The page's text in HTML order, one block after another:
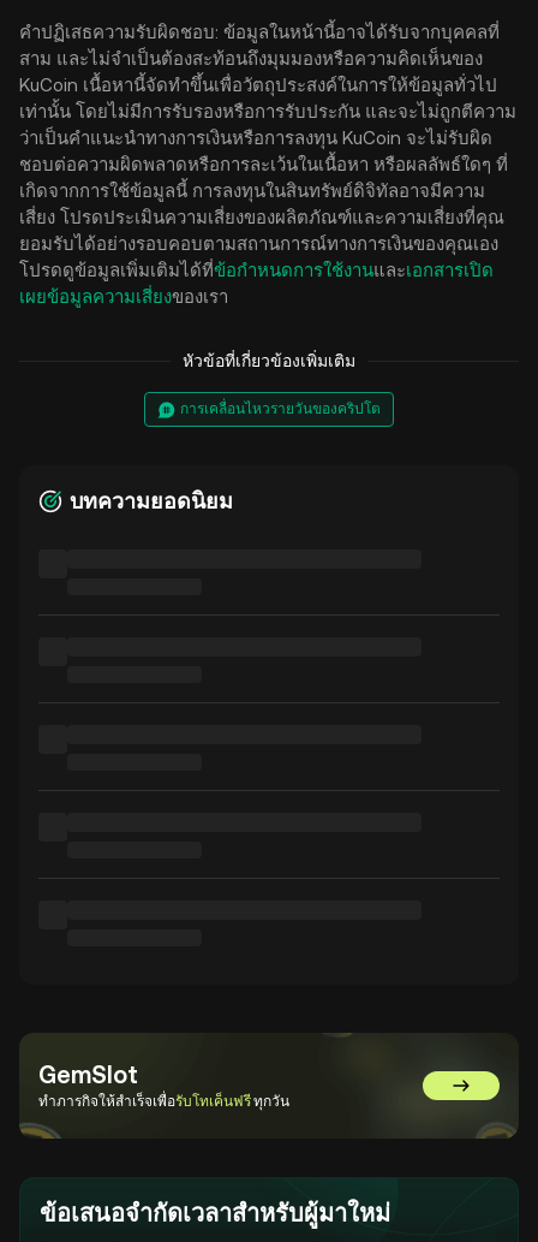
คำปฏิเสธความรับผิดชอบ: ข้อมูลในหน้านี้อาจได้รับจากบุคคลที่
สาม และไม่จำเป็นต้องสะท้อนถึงมุมมองหรือความคิดเห็นของ
KuCoin เนื้อหานี้จัดทำขึ้นเพื่อวัตถุประสงค์ในการให้ข้อมูลทั่วไป
เท่านั้น โดยไม่มีการรับรองหรือการรับประกัน และจะไม่ถูกตีความ
ว่าเป็นคำแนะนำทางการเงินหรือการลงทุน KuCoin จะไม่รับผิด
ชอบต่อความผิดพลาดหรือการละเว้นในเนื้อหา หรือผลลัพธ์ใดๆ ที่
เกิดจากการใช้ข้อมูลนี้ การลงทุนในสินทรัพย์ดิจิทัลอาจมีความ
เสี่ยง โปรดประเมินความเสี่ยงของผลิตภัณฑ์และความเสี่ยงที่คุณ
ยอมรับได้อย่างรอบคอบตามสถานการณ์ทางการเงินของคุณเอง
โปรดดูข้อมูลเพิ่มเติมได้ที่ข้อกำหนดการใช้งานและเอกสารเปิด
เผยข้อมูลความเสี่ยงของเรา
หัวข้อที่เกี่ยวข้องเพิ่มเติม
การเคลื่อนไหวรายวันของคริปโต
บทความยอดนิยม
GemSlot
ทำภารกิจให้สำเร็จเพื่อรับโทเค็นฟรีทุกวัน ไปที่
ข้อเสนอจำกัดเวลาสำหรับผู้มาใหม่